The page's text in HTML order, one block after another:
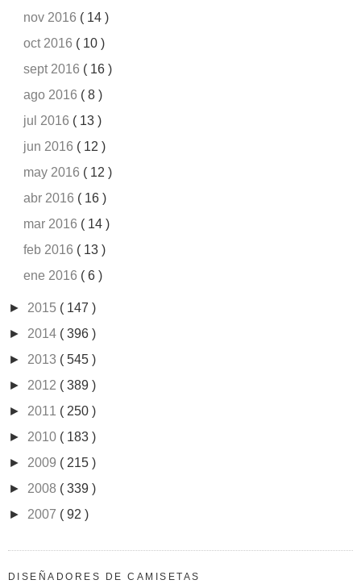
nov 2016 ( 14 )
oct 2016 ( 10 )
sept 2016 ( 16 )
ago 2016 ( 8 )
jul 2016 ( 13 )
jun 2016 ( 12 )
may 2016 ( 12 )
abr 2016 ( 16 )
mar 2016 ( 14 )
feb 2016 ( 13 )
ene 2016 ( 6 )
► 2015 ( 147 )
► 2014 ( 396 )
► 2013 ( 545 )
► 2012 ( 389 )
► 2011 ( 250 )
► 2010 ( 183 )
► 2009 ( 215 )
► 2008 ( 339 )
► 2007 ( 92 )
DISEÑADORES DE CAMISETAS